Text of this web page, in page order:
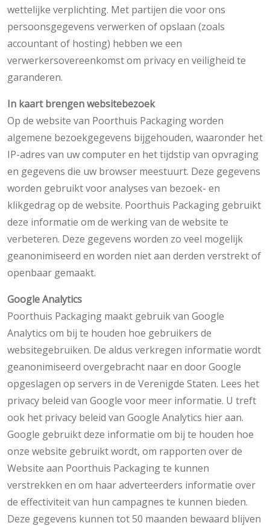
wettelijke verplichting. Met partijen die voor ons
persoonsgegevens verwerken of opslaan (zoals
accountant of hosting) hebben we een
verwerkersovereenkomst om privacy en veiligheid te
garanderen.
In kaart brengen websitebezoek
Op de website van Poorthuis Packaging worden
algemene bezoekgegevens bijgehouden, waaronder het
IP-adres van uw computer en het tijdstip van opvraging
en gegevens die uw browser meestuurt. Deze gegevens
worden gebruikt voor analyses van bezoek- en
klikgedrag op de website. Poorthuis Packaging gebruikt
deze informatie om de werking van de website te
verbeteren. Deze gegevens worden zo veel mogelijk
geanonimiseerd en worden niet aan derden verstrekt of
openbaar gemaakt.
Google Analytics
Poorthuis Packaging maakt gebruik van Google
Analytics om bij te houden hoe gebruikers de
websitegebruiken. De aldus verkregen informatie wordt
geanonimiseerd overgebracht naar en door Google
opgeslagen op servers in de Verenigde Staten. Lees het
privacy beleid van Google voor meer informatie. U treft
ook het privacy beleid van Google Analytics hier aan.
Google gebruikt deze informatie om bij te houden hoe
onze website gebruikt wordt, om rapporten over de
Website aan Poorthuis Packaging te kunnen
verstrekken en om haar adverteerders informatie over
de effectiviteit van hun campagnes te kunnen bieden.
Deze gegevens kunnen tot 50 maanden bewaard blijven